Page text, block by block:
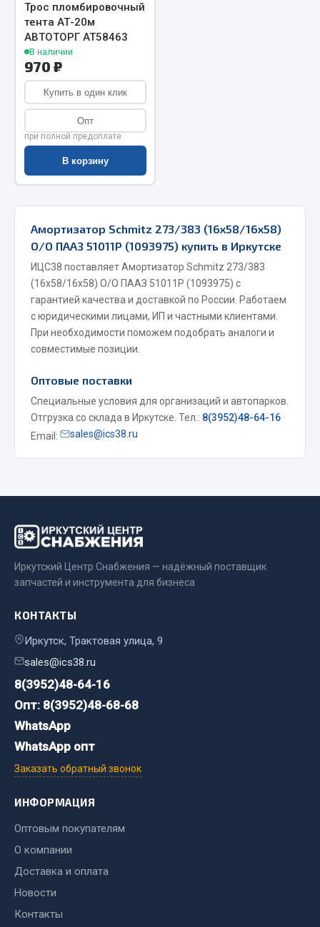
Амортизаторы для полуприцепов
Весь раздел
Запчасти КамАЗ
Двигатель
Система питания
Система выпуска газа
Сцепление
Коробка передач
Коробка передач ZF
Показать ещё
Весь раздел
Запчасти МАЗ
Система питания
Подвеска
Тормозная система
Двери
Окно ветровое
Электрооборудование
Показать ещё
Двигатель
Мост задний
Система выпуска газа
Система охлаждения
Сцепление
Тормозная система
Показать ещё
Запчасти ЯМЗ
Двигатель
Система питания
Трос пломбировочный
тента АТ-20м
АВТОТОРГ АТ58463
В наличии
970 ₽
Купить в один клик
Опт
при полной предоплате
В корзину
Амортизатор Schmitz 273/383 (16х58/16х58)
О/О ПААЗ 51011Р (1093975) купить в Иркутске
ИЦС38 поставляет Амортизатор Schmitz 273/383
(16х58/16х58) О/О ПААЗ 51011Р (1093975) с
гарантией качества и доставкой по России. Работаем
с юридическими лицами, ИП и частными клиентами.
При необходимости поможем подобрать аналоги и
совместимые позиции.
Оптовые поставки
Специальные условия для организаций и автопарков.
Отгрузка со склада в Иркутске. Тел.: 8(3952)48-64-16 ·
Email:
sales@ics38.ru
Иркутский Центр Снабжения — надёжный поставщик
запчастей и инструмента для бизнеса
КОНТАКТЫ
Иркутск, Трактовая улица, 9
sales@ics38.ru
8(3952)48-64-16
Опт: 8(3952)48-68-68
WhatsApp
WhatsApp опт
Заказать обратный звонок
ИНФОРМАЦИЯ
Оптовым покупателям
О компании
Доставка и оплата
Новости
Контакты